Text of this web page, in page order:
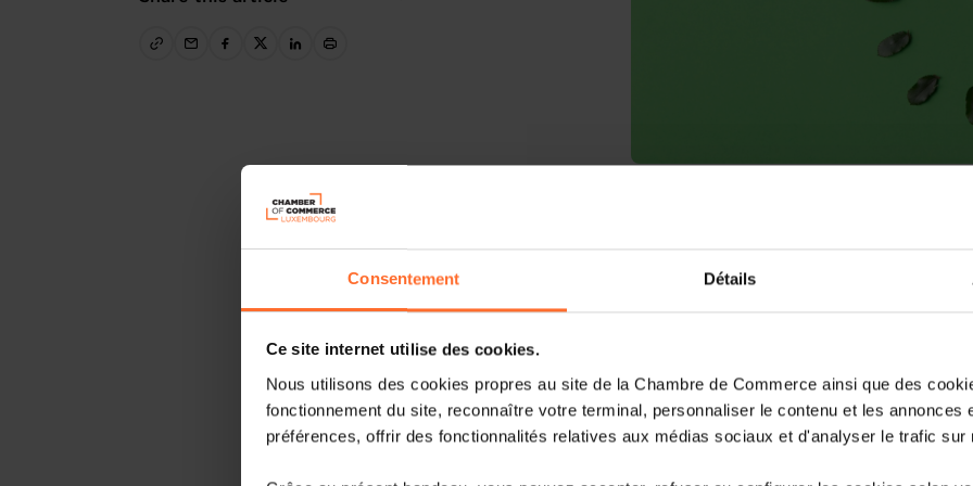
Consentement Détails
Ce site internet utilise des cookies.
Nous utilisons des cookies propres au site de la Chambre de Commerce ainsi que des
fonctionnement du site, reconnaître votre terminal, personnaliser le contenu et les annonces
préférences, offrir des fonctionnalités relatives aux médias sociaux et d'analyser le trafic sur
Le ministère de l'Économie a
environnemental pour une durée
environnemental sert à inciter
mesures qui améliorent
l'augmentation de l'efficacité
la production d'énergie à partir de